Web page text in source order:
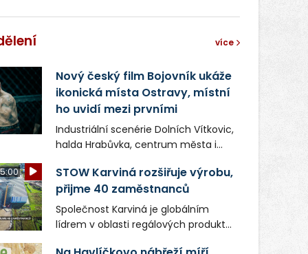
více
Nový český film Bojovník ukáže
ikonická místa Ostravy, místní
ho uvidí mezi prvními
Industriální scenérie Dolních Vítkovic,
halda Hrabůvka, centrum města i
v novém filmu Bojovník, který vstoupí
do kin už 13. srpna. Režiséři Vojtěch
Frič a Tomáš Dianiška si
moravskoslezskou metropoli
nevybrali náhodou – její syrová
atmosféra se stala přirozenou
STOW Karviná rozšiřuje výrobu,
přijme 40 zaměstnanců
Společnost Karviná je globálním
lídrem v oblasti regálových produktů